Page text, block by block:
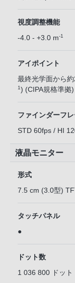
視度調整機能
-4.0 - +3.0 m-1
アイポイント
最終光学面から
1) (CIPA規格準拠)
ファインダーフ
STD 60fps / HI
液晶モニター
形式
7.5 cm (3.0型)
タッチパネル
●
ドット数
1 036 800 ドット